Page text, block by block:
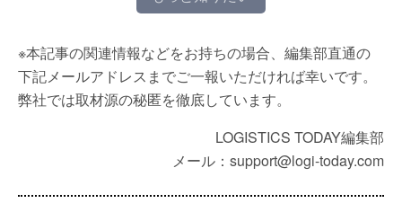
※本記事の関連情報などをお持ちの場合、編集部直通の
下記メールアドレスまでご一報いただければ幸いです。
弊社では取材源の秘匿を徹底しています。
LOGISTICS TODAY編集部
メール：support@logi-today.com